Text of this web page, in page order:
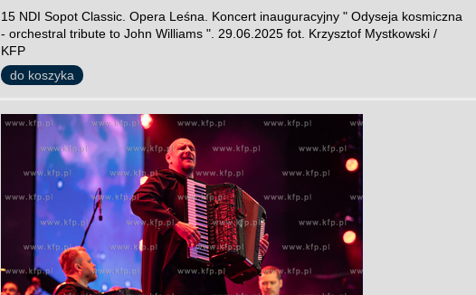
15 NDI Sopot Classic. Opera Leśna. Koncert inauguracyjny " Odyseja kosmiczna
- orchestral tribute to John Williams ". 29.06.2025 fot. Krzysztof Mystkowski /
KFP
do koszyka